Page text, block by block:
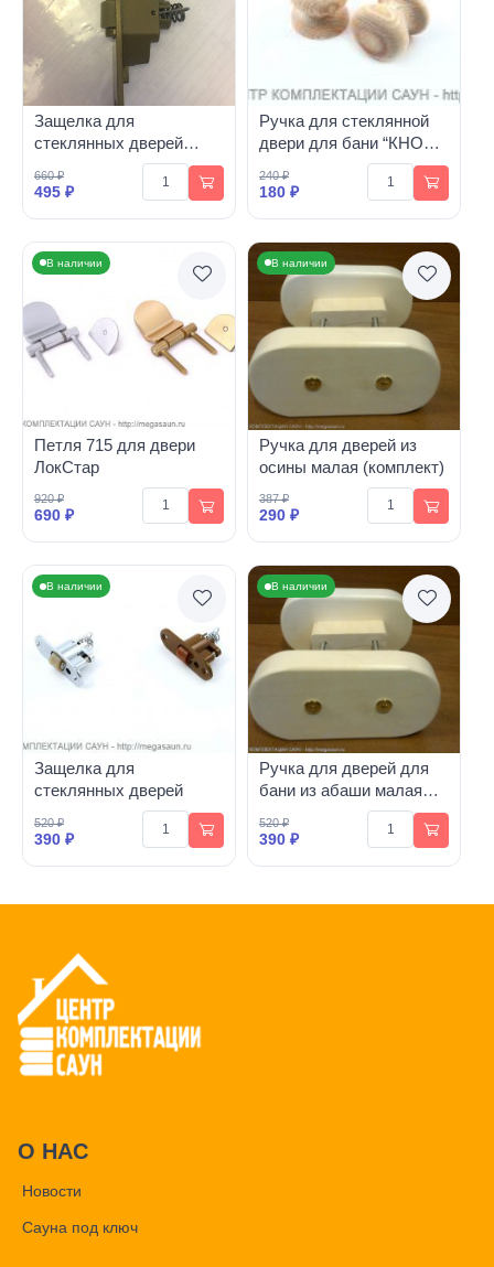
Защелка для
стеклянных дверей
660 ₽
495 ₽
Ручка для стеклянной
двери для бани “КНОБ”
(комплект 2 шт. +
штанга)
240 ₽
180 ₽
В наличии
Петля 715 для двери
ЛокСтар
920 ₽
690 ₽
В наличии
Ручка для дверей из
осины малая (комплект)
387 ₽
290 ₽
В наличии
Защелка для
стеклянных дверей
520 ₽
390 ₽
В наличии
Ручка для дверей для
бани из абаши малая
520 ₽
390 ₽
О НАС
Новости
Сауна под ключ